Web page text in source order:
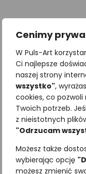
Cenimy
W Puls-Art
Ci najlepsze
naszej strony
wszystko",
cookies, co
Twoich potrzeb.
z nieistotnych
"Odrzucam
Możesz także
wybierając opcję
możesz zmienić
Podobne